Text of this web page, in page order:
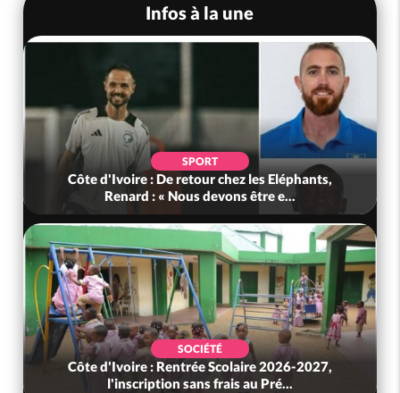
Infos à la une
SPORT
Côte d'Ivoire : De retour chez les Eléphants,
Renard : « Nous devons être e...
SOCIÉTÉ
Côte d'Ivoire : Rentrée Scolaire 2026-2027,
l'inscription sans frais au Pré...